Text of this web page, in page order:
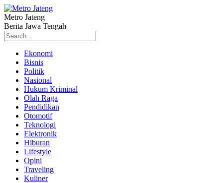
Metro Jateng
Berita Jawa Tengah
Ekonomi
Bisnis
Politik
Nasional
Hukum Kriminal
Olah Raga
Pendidikan
Otomotif
Teknologi
Elektronik
Hiburan
Lifestyle
Opini
Traveling
Kuliner